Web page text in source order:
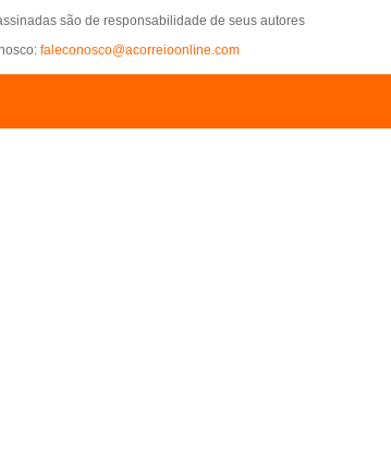
são de responsabilidade de seus autores
faleconosco@acorreioonline.com